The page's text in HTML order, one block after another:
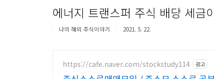
에너지 트랜스퍼 주식 배당 세금
나의 해외 주식이야기 2021. 5. 22.
https://cafe.naver.com/stockstudy114 광고